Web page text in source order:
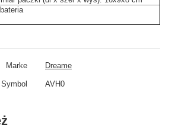
Marke Dreame
Symbol AVH0